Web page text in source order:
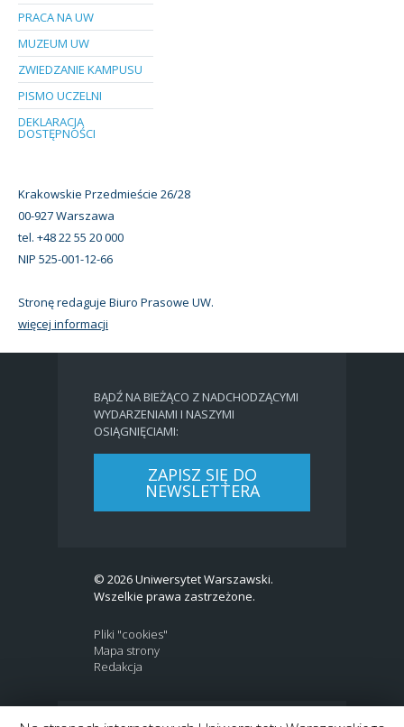
PRACA NA UW
MUZEUM UW
ZWIEDZANIE KAMPUSU
PISMO UCZELNI
DEKLARACJA
DOSTĘPNOŚCI
Krakowskie Przedmieście 26/28
00-927 Warszawa
tel. +48 22 55 20 000
NIP 525-001-12-66
Stronę redaguje Biuro Prasowe UW.
więcej informacji
BĄDŹ NA BIEŻĄCO Z NADCHODZĄCYMI
WYDARZENIAMI I NASZYMI
OSIĄGNIĘCIAMI:
ZAPISZ SIĘ DO
NEWSLETTERA
© 2026 Uniwersytet Warszawski.
Wszelkie prawa zastrzeżone.
Pliki "cookies"
Mapa strony
Redakcja